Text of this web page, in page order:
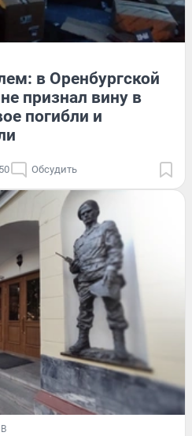
в Оренбургской
признал вину в
погибли и
Обсудить